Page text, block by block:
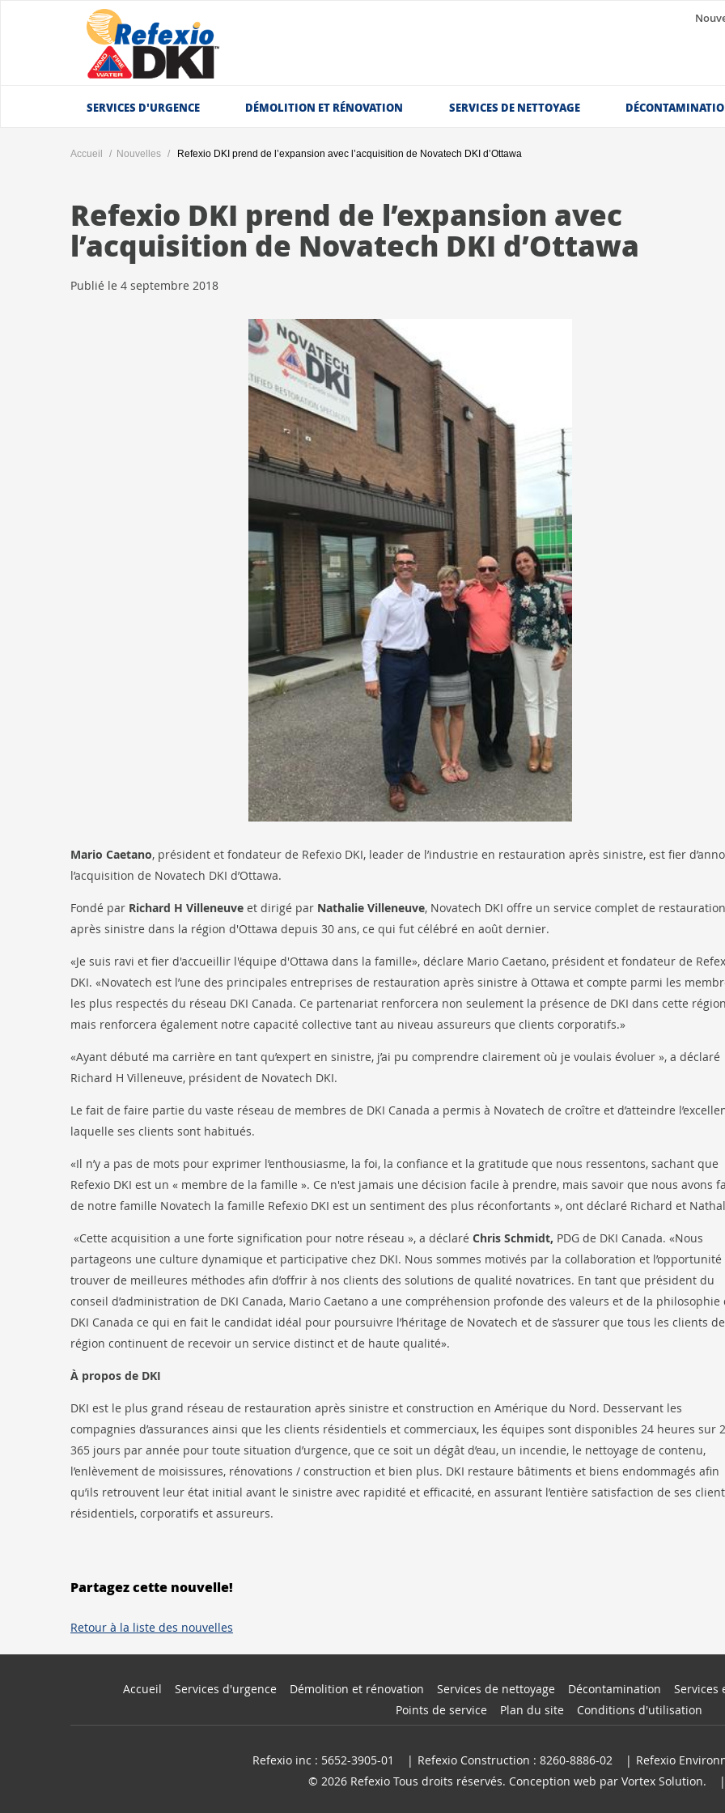
SERVICES D'URGENCE DÉMOLITION ET RÉNOVATION SERVICES DE NETTOYAGE
Refexio DKI prend de l’expansion avec
l’acquisition de Novatech DKI d’Ottawa
Publié le 4 septembre 2018
Mario Caetano, président et fondateur de Refexio DKI, leader de l’industrie en restauration après sinistre, est fier
l’acquisition de Novatech DKI d’Ottawa.
Fondé par Richard H Villeneuve et dirigé par Nathalie Villeneuve, Novatech DKI offre un service complet de restauration
après sinistre dans la région d'Ottawa depuis 30 ans, ce qui fut célébré en août dernier.
«Je suis ravi et fier d'accueillir l'équipe d'Ottawa dans la famille», déclare Mario Caetano, président et fondateur de
DKI. «Novatech est l’une des principales entreprises de restauration après sinistre à Ottawa et compte parmi les
les plus respectés du réseau DKI Canada. Ce partenariat renforcera non seulement la présence de DKI dans cette
mais renforcera également notre capacité collective tant au niveau assureurs que clients corporatifs.»
«Ayant débuté ma carrière en tant qu’expert en sinistre, j’ai pu comprendre clairement où je voulais évoluer », a déclaré
Richard H Villeneuve, président de Novatech DKI.
Le fait de faire partie du vaste réseau de membres de DKI Canada a permis à Novatech de croître et d’atteindre
laquelle ses clients sont habitués.
«Il n’y a pas de mots pour exprimer l’enthousiasme, la foi, la confiance et la gratitude que nous ressentons, sachant que
Refexio DKI est un « membre de la famille ». Ce n'est jamais une décision facile à prendre, mais savoir que nous avons
de notre famille Novatech la famille Refexio DKI est un sentiment des plus réconfortants », ont déclaré Richard et
«Cette acquisition a une forte signification pour notre réseau », a déclaré Chris Schmidt, PDG de DKI Canada. «Nous
partageons une culture dynamique et participative chez DKI. Nous sommes motivés par la collaboration et l’opportunité
trouver de meilleures méthodes afin d’offrir à nos clients des solutions de qualité novatrices. En tant que président du
conseil d’administration de DKI Canada, Mario Caetano a une compréhension profonde des valeurs et de la philosophie
DKI Canada ce qui en fait le candidat idéal pour poursuivre l’héritage de Novatech et de s’assurer que tous les clients
région continuent de recevoir un service distinct et de haute qualité».
À propos de DKI
DKI est le plus grand réseau de restauration après sinistre et construction en Amérique du Nord. Desservant les
compagnies d’assurances ainsi que les clients résidentiels et commerciaux, les équipes sont disponibles 24 heures sur
365 jours par année pour toute situation d’urgence, que ce soit un dégât d’eau, un incendie, le nettoyage de contenu,
l’enlèvement de moisissures, rénovations / construction et bien plus. DKI restaure bâtiments et biens endommagés afin
qu’ils retrouvent leur état initial avant le sinistre avec rapidité et efficacité, en assurant l’entière satisfaction de ses
résidentiels, corporatifs et assureurs.
Partagez cette nouvelle!
Retour à la liste des nouvelles
Accueil Nouvelles Refexio DKI prend de l’expansion avec l’acquisition de Novatech DKI d’Ottawa
Accueil Services d'urgence Démolition et rénovation Services de nettoyage Décontamination Services
Points de service
Plan du site Conditions d'utilisation
Refexio inc : 5652-3905-01 Refexio Construction : 8260-8886-02
Refexio
© 2026 Refexio Tous droits réservés. Conception web par Vortex Solution.